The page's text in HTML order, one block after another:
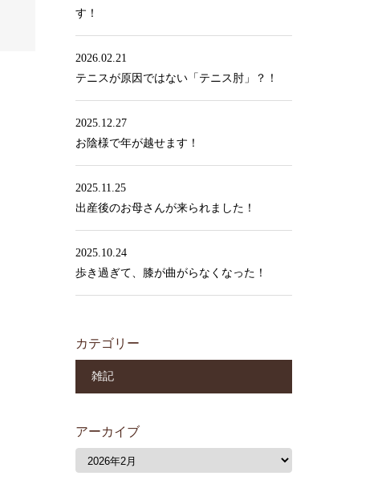
す！
2026.02.21
テニスが原因ではない「テニス肘」？！
2025.12.27
お陰様で年が越せます！
2025.11.25
出産後のお母さんが来られました！
2025.10.24
歩き過ぎて、膝が曲がらなくなった！
カテゴリー
雑記
アーカイブ